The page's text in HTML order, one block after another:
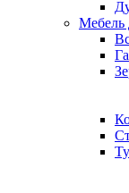
Мебель